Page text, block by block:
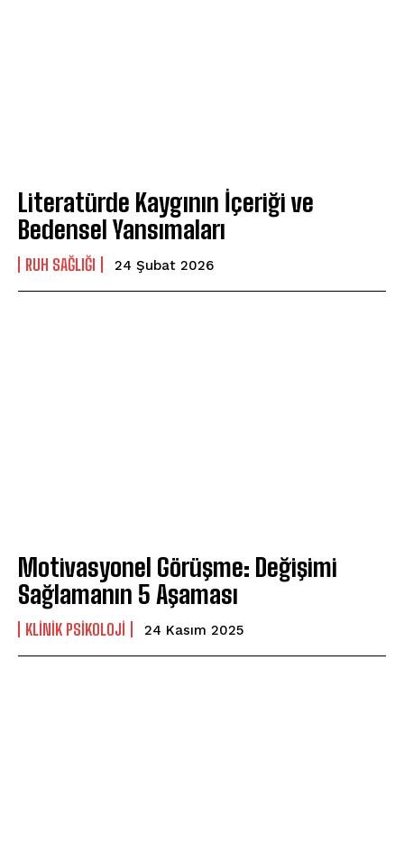
Literatürde Kaygının İçeriği ve
Bedensel Yansımaları
⁠RUH SAĞLIĞI 24 Şubat 2026
Motivasyonel Görüşme: Değişimi
Sağlamanın 5 Aşaması
KLINIK PSIKOLOJI 24 Kasım 2025